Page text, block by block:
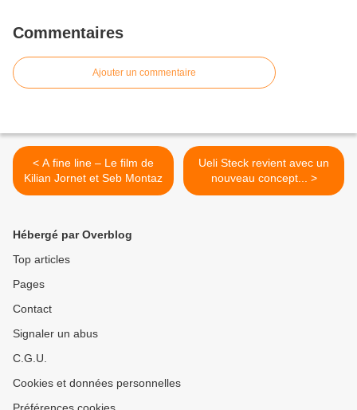
Commentaires
Ajouter un commentaire
< A fine line – Le film de
Kilian Jornet et Seb Montaz
Ueli Steck revient avec un
nouveau concept... >
Hébergé par Overblog
Top articles
Pages
Contact
Signaler un abus
C.G.U.
Cookies et données personnelles